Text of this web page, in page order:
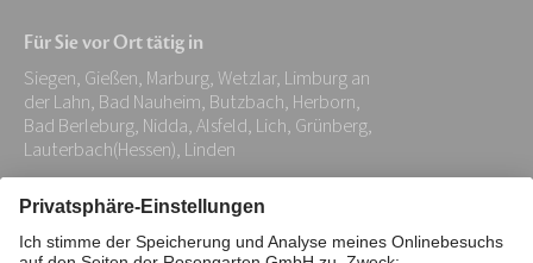
Adresse:
*
Für Sie vor Ort tätig in
Siegen, Gießen, Marburg, Wetzlar, Limburg an
der Lahn, Bad Nauheim, Butzbach, Herborn,
Bad Berleburg, Nidda, Alsfeld, Lich, Grünberg,
Lauterbach(Hessen), Linden
Impressum Datenschutz
Stiftung